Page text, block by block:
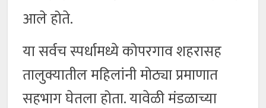
आले होते.
या सर्वच स्पर्धामध्ये कोपरगाव शहरासह
तालुक्यातील महिलांनी मोठ्या प्रमाणात
सहभाग घेतला होता. यावेळी मंडळाच्या